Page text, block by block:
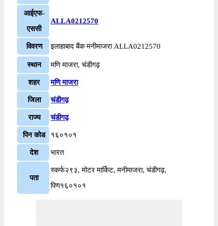
आईएफ-
एससी
ALLA0212570
विवरण इलाहाबाद बैंक मनीमाजरा ALLA0212570
स्थान मणि माजरा, चंडीगढ़
शहर मणि माजरा
जिला चंडीगढ़
राज्य चंडीगढ़
पिन कोड १६०१०१
देश भारत
पता
स्कर्फ२९३, मोटर मार्किट, मनीमाजरा, चंडीगढ़,
पिण१६०१०१